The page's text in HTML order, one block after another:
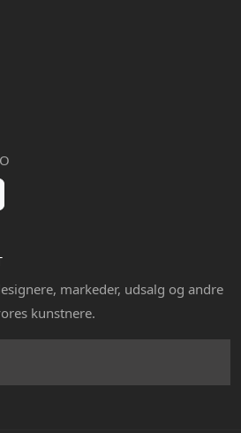
markeder, udsalg og andre
kunstnere.